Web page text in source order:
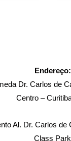
Endereço:
Dr. Carlos de
Centro –
Al. Dr. Carlos de
Class Park